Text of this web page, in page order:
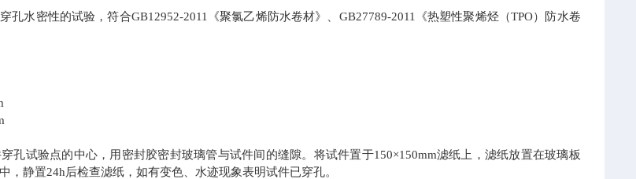
孔水密性的试验，符合GB12952-2011《聚氯乙烯防水卷材》、GB27789-2011《热塑性聚烯烃（TPO）防水卷
孔试验点的中心，用密封胶密封玻璃管与试件间的缝隙。将试件置于150×150mm滤纸上，滤纸放置在玻璃板
，静置24h后检查滤纸，如有变色、水迹现象表明试件已穿孔。